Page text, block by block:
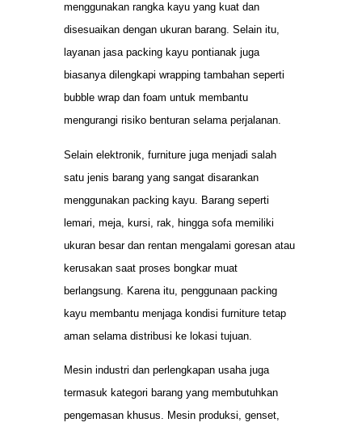
menggunakan rangka kayu yang kuat dan
disesuaikan dengan ukuran barang. Selain itu,
layanan jasa packing kayu pontianak juga
biasanya dilengkapi wrapping tambahan seperti
bubble wrap dan foam untuk membantu
mengurangi risiko benturan selama perjalanan.
Selain elektronik, furniture juga menjadi salah
satu jenis barang yang sangat disarankan
menggunakan packing kayu. Barang seperti
lemari, meja, kursi, rak, hingga sofa memiliki
ukuran besar dan rentan mengalami goresan atau
kerusakan saat proses bongkar muat
berlangsung. Karena itu, penggunaan packing
kayu membantu menjaga kondisi furniture tetap
aman selama distribusi ke lokasi tujuan.
Mesin industri dan perlengkapan usaha juga
termasuk kategori barang yang membutuhkan
pengemasan khusus. Mesin produksi, genset,